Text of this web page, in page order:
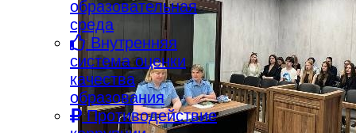
образовательная
среда
Внутренняя
система оценки
качества
образования
Противодействие